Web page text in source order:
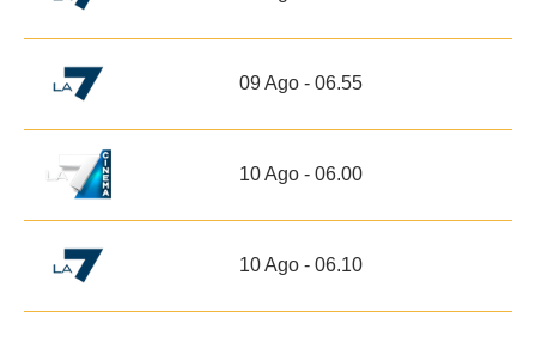
09 Ago - 06.55
10 Ago - 06.00
10 Ago - 06.10